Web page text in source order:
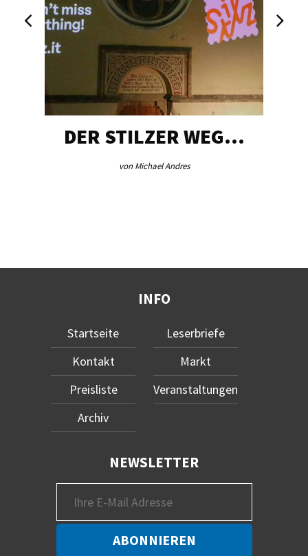
DER STILZER WEG…
von Michael Andres
INFO
Startseite
Kontakt
Preisliste
Archiv
Leserbriefe
Markt
Veranstaltungen
NEWSLETTER